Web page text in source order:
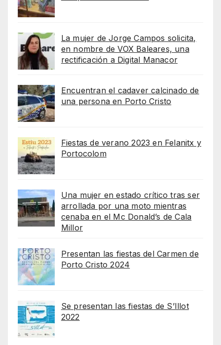
La mujer de Jorge Campos solicita,
en nombre de VOX Baleares, una
rectificación a Digital Manacor
Encuentran el cadaver calcinado de
una persona en Porto Cristo
Fiestas de verano 2023 en Felanitx y
Portocolom
Una mujer en estado crítico tras ser
arrollada por una moto mientras
cenaba en el Mc Donald’s de Cala
Millor
Presentan las fiestas del Carmen de
Porto Cristo 2024
Se presentan las fiestas de S’Illot
2022